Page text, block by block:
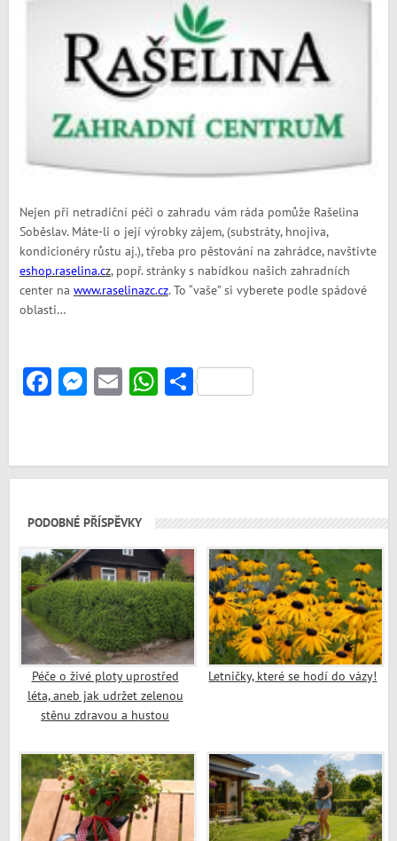
Nejen při netradiční péči o zahradu vám ráda pomůže Rašelina
Soběslav. Máte-li o její výrobky zájem, (substráty, hnojiva,
kondicionéry růstu aj.), třeba pro pěstování na zahrádce, navštivte
eshop.raselina.cz, popř. stránky s nabídkou našich zahradních
center na www.raselinazc.cz. To “vaše” si vyberete podle spádové
oblasti…
Facebook
Messenger
EmailWhatsApp
Share
PODOBNÉ PŘÍSPĚVKY
Péče o živé ploty uprostřed
léta, aneb jak udržet zelenou
stěnu zdravou a hustou
Letničky, které se hodí do vázy!